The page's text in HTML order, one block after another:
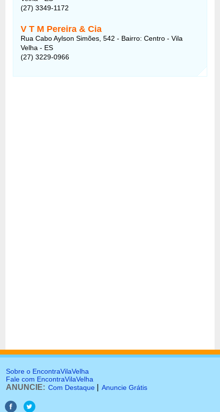
(27) 3349-1172
V T M Pereira & Cia
Rua Cabo Aylson Simões, 542 - Bairro: Centro - Vila
Velha - ES
(27) 3229-0966
Sobre o EncontraVilaVelha
Fale com EncontraVilaVelha
ANUNCIE: Com Destaque Anuncie Grátis